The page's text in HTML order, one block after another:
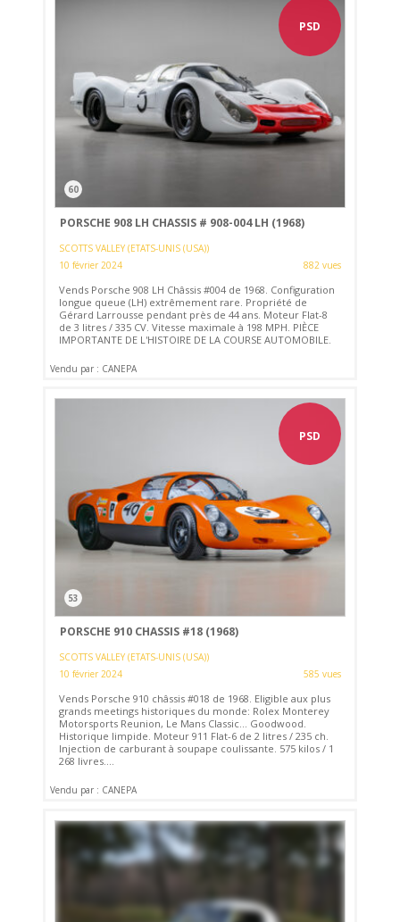
PSD
60
PORSCHE 908 LH CHASSIS # 908-004 LH (1968)
SCOTTS VALLEY (ETATS-UNIS (USA))
10 février 2024
882 vues
Vends Porsche 908 LH Châssis #004 de 1968. Configuration
longue queue (LH) extrêmement rare. Propriété de
Gérard Larrousse pendant près de 44 ans. Moteur Flat-8
de 3 litres / 335 CV. Vitesse maximale à 198 MPH. PIÈCE
IMPORTANTE DE L'HISTOIRE DE LA COURSE AUTOMOBILE.
Vendu par : CANEPA
PSD
53
PORSCHE 910 CHASSIS #18 (1968)
SCOTTS VALLEY (ETATS-UNIS (USA))
10 février 2024
585 vues
Vends Porsche 910 châssis #018 de 1968. Eligible aux plus
grands meetings historiques du monde: Rolex Monterey
Motorsports Reunion, Le Mans Classic... Goodwood.
Historique limpide. Moteur 911 Flat-6 de 2 litres / 235 ch.
Injection de carburant à soupape coulissante. 575 kilos / 1
268 livres....
Vendu par : CANEPA